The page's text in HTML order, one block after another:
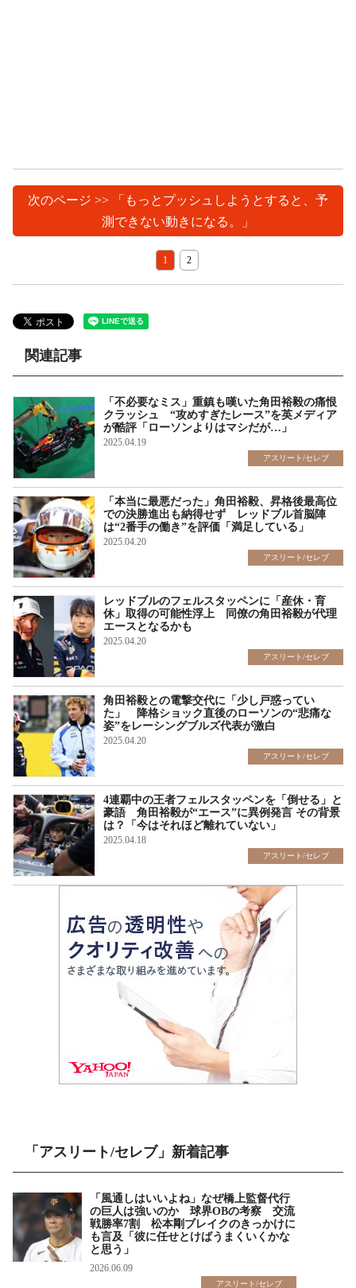
次のページ >> 「もっとプッシュしようとすると、予
測できない動きになる。」
1 2
関連記事
「不必要なミス」重鎮も嘆いた角田裕毅の痛恨
クラッシュ “攻めすぎたレース”を英メディア
が酷評「ローソンよりはマシだが…」
2025.04.19
アスリート/セレブ
「本当に最悪だった」角田裕毅、昇格後最高位
での決勝進出も納得せず レッドブル首脳陣
は“2番手の働き”を評価「満足している」
2025.04.20
アスリート/セレブ
レッドブルのフェルスタッペンに「産休・育
休」取得の可能性浮上 同僚の角田裕毅が代理
エースとなるかも
2025.04.20
アスリート/セレブ
角田裕毅との電撃交代に「少し戸惑ってい
た」 降格ショック直後のローソンの“悲痛な
姿”をレーシングブルズ代表が激白
2025.04.20
アスリート/セレブ
4連覇中の王者フェルスタッペンを「倒せる」と
豪語 角田裕毅が“エース”に異例発言 その背景
は？「今はそれほど離れていない」
2025.04.18
アスリート/セレブ
「アスリート/セレブ」新着記事
「風通しはいいよね」なぜ橋上監督代行
の巨人は強いのか 球界OBの考察 交流
戦勝率7割 松本剛ブレイクのきっかけに
も言及「彼に任せとけばうまくいくかな
と思う」
2026.06.09
アスリート/セレブ